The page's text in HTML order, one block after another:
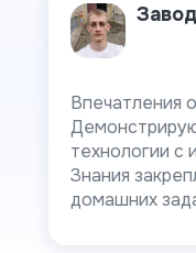
Впечатления
технологии с
Знания
домашних